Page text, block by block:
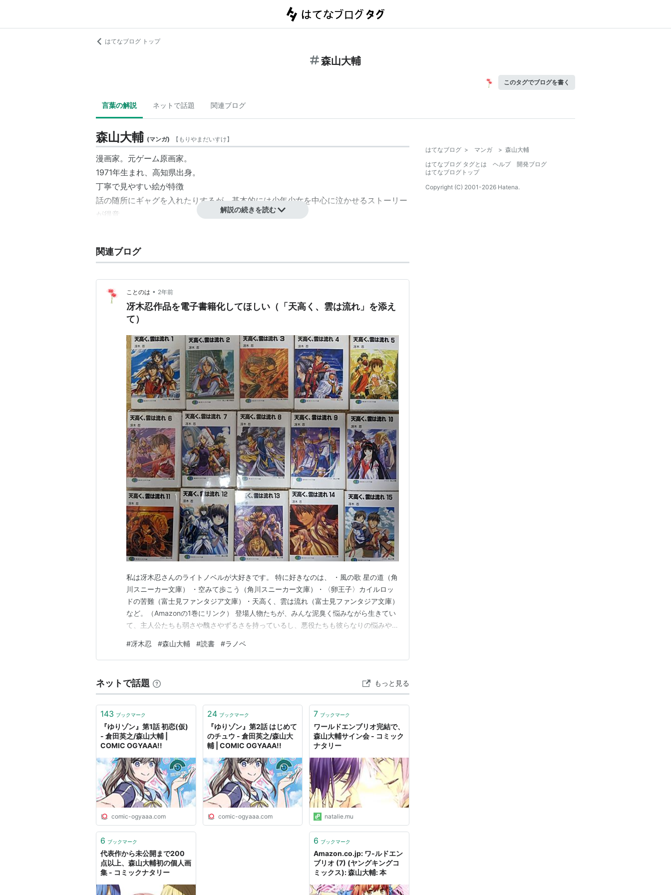
はてなブログ トップ
森山大輔
このタグでブログを書く
言葉の解説 ネットで話題 関連ブログ
森山大輔 (マンガ) 【 もりやまだいすけ】
漫画家。元ゲーム原画家。
1971年生まれ、高知県出身。
丁寧で見やすい絵が特徴
話の随所にギャグを入れたりするが、基本的には少年少女を中心に泣かせるストーリー
が得意
主な作品
クロノクルセイド
ここにいる睡蓮
ワールドエンブリオ（現在月刊ヤングキングアワーズで連載中）
天高く、雲は流れ（イラスト担当）
原画担当ゲーム
「ぷりんせす・でんじゃあ」（すたじお実験室）（１８禁）
「機械じかけのマリアン」（すたじお実験室）（１８禁）
「ばにぃはんたぁ零」（すたじお実験室）（１８禁）
関連キーワード
ヤングキングOURS ドラゴンエイジ リスト::漫画家
解説の続きを読む
関連ブログ
ことのは • 2年前
冴木忍作品を電子書籍化してほしい（「天高く、雲は流れ」を添え
て）
私は冴木忍さんのライトノベルが大好きです。 特に好きなのは、 ・風の歌 星の道（角
川スニーカー文庫） ・空みて歩こう（角川スニーカー文庫）・〈卵王子〉カイルロッ
ドの苦難（富士見ファンタジア文庫）・天高く、雲は流れ（富士見ファンタジア文庫）
など。（Amazonの1巻にリンク） 登場人物たちが、みんな泥臭く悩みながら生きてい
て、主人公たちも弱さや醜さやずるさを持っているし、悪役たちも彼らなりの悩みやコ
ない。 違う方向から見たら、同じ人物の同じ行動でも全然違って見えるという多面性
もあって、物語と登場人物たちの深さ、人間ら…
#冴木忍 #森山大輔 #読書 #ラノベ
ネットで話題 もっと見る
143 ブックマーク
『ゆりゾン』第1話 初恋(仮)
- 倉田英之/森山大輔 |
COMIC OGYAAA!!
comic-ogyaaa.com
24 ブックマーク
『ゆりゾン』第2話 はじめて
のチュウ - 倉田英之/森山大
輔 | COMIC OGYAAA!!
comic-ogyaaa.com
7 ブックマーク
ワールドエンブリオ完結で、
森山大輔サイン会 - コミック
ナタリー
natalie.mu
6 ブックマーク
代表作から未公開まで200
点以上、森山大輔初の個人画
集 - コミックナタリー
6 ブックマーク
Amazon.co.jp: ワ-ルドエン
ブリオ (7) (ヤングキングコ
ミックス): 森山大輔: 本
はてなブログ > マンガ > 森山大輔
はてなブログ タグとは
ヘルプ
開発ブログ
はてなブログトップ
Copyright (C) 2001-2026 Hatena.